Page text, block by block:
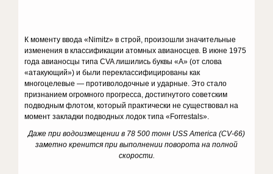
К моменту ввода «Nimitz» в строй, произошли значительные
изменения в классификации атомных авианосцев. В июне 1975
года авианосцы типа CVA лишились буквы «А» (от слова
«атакующий») и были переклассифицированы как
многоцелевые — противолодочные и ударные. Это стало
признанием огромного прогресса, достигнутого советским
подводным флотом, который практически не существовал на
момент закладки подводных лодок типа «Forrestals».
Даже при водоизмещении в 78 500 тонн USS America (CV-66)
заметно кренится при выполнении поворота на полной
скорости.